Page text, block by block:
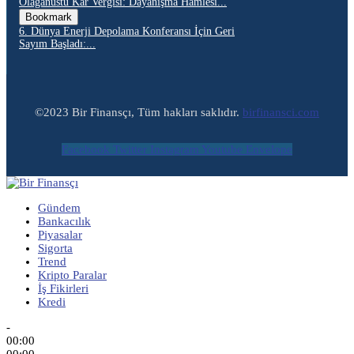
Bookmark
6. Dünya Enerji Depolama Konferansı İçin Geri
Sayım Başladı:...
©2023 Bir Finansçı, Tüm hakları saklıdır. birfinansci.com
Facebook Twitter Instagram Youtube Envelope
Gündem
Bankacılık
Piyasalar
Sigorta
Trend
Kripto Paralar
İş Fikirleri
Kredi
-
00:00